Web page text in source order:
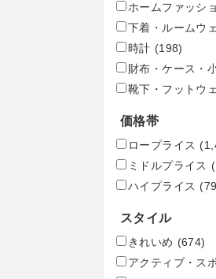
ホームファッシ
下着・ルームウ
時計 (198)
財布・ケース・
靴下・フットウ
価格帯
ロープライス
ミドルプライス
ハイプライス
スタイル
きれいめ (674)
アクティブ・ス